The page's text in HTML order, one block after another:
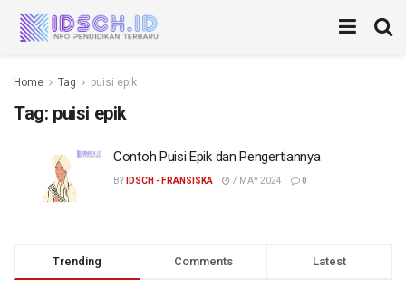
Home Tag puisi epik
Tag: puisi epik
Contoh Puisi Epik dan Pengertiannya
BY IDSCH - FRANSISKA 7 MAY 2024 0
Trending Comments Latest